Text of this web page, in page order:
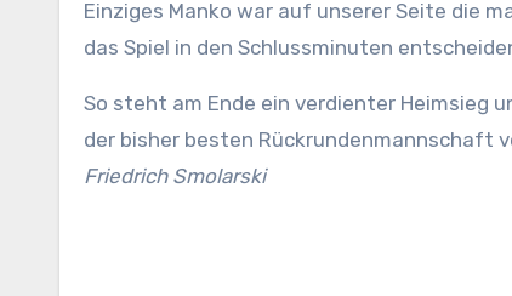
Einziges Manko war auf unserer Seite die
das Spiel in den Schlussminuten
So steht am Ende ein verdienter Heimsieg
der bisher besten Rückrundenmannschaft
Friedrich Smolarski